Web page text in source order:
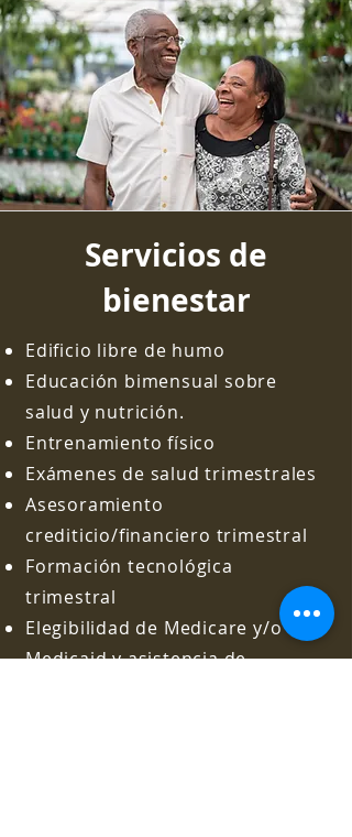
Servicios de
bienestar
Edificio libre de humo
Educación bimensual sobre
salud y nutrición.
Entrenamiento físico
Exámenes de salud trimestrales
Asesoramiento
crediticio/financiero trimestral
Formación tecnológica
trimestral
Elegibilidad de Medicare y/o
Medicaid y asistencia de